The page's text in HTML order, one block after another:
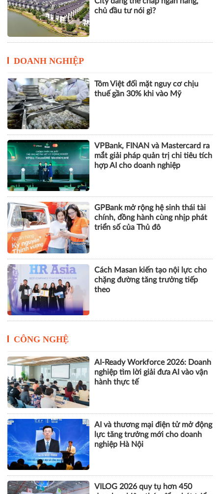
chủ đầu tư nói gì?
DOANH NGHIỆP
Tôm Việt đối mặt nguy cơ chịu
thuế gần 30% khi vào Mỹ
VPBank, FINAN và Mastercard ra
mắt giải pháp quản trị chi tiêu tích
hợp AI cho doanh nghiệp
GPBank mở rộng hệ sinh thái tài
chính, đồng hành cùng nhịp phát
triển số của Thủ đô
Cách Masan kiến tạo nội lực cho
chặng đường tăng trưởng tiếp
theo
CÔNG NGHỆ
AI-Ready Workforce 2026: Doanh
nghiệp tìm lời giải đưa AI vào vận
hành thực tế
AI và thương mại điện tử mở động
lực tăng trưởng mới cho doanh
nghiệp Hà Nội
VILOG 2026 quy tụ hơn 450